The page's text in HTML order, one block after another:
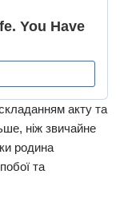
акту та
ніж звичайне
родина
та